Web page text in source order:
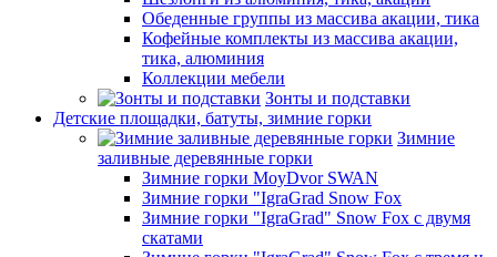
Обеденные группы из массива акации, тика
Кофейные комплекты из массива акации,
тика, алюминия
Коллекции мебели
Зонты и подставки
Детские площадки, батуты, зимние горки
Зимние
заливные деревянные горки
Зимние горки MoyDvor SWAN
Зимние горки "IgraGrad Snow Fox
Зимние горки "IgraGrad" Snow Fox с двумя
скатами